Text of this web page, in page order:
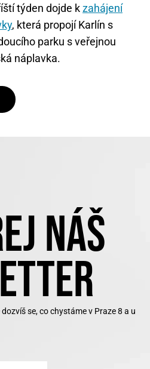
týden dojde kzahájení
, která propojí Karlín s
parku s veřejnou
náplavka.
NÁŠ
se, co chystáme v Praze 8 a u